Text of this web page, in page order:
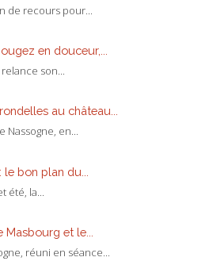
de recours pour...
en douceur,...
son...
au château...
Nassogne, en...
bon plan du...
été, la...
et le...
réuni en séance...